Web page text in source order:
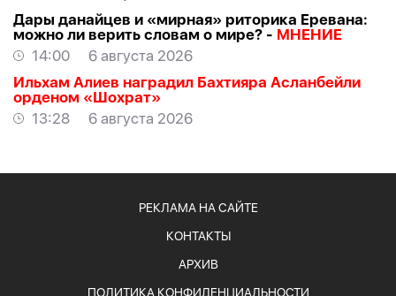
Дары данайцев и «мирная» риторика Еревана:
можно ли верить словам о мире? - МНЕНИЕ
14:00
6 августа 2026
Ильхам Алиев наградил Бахтияра Асланбейли
орденом «Шохрат»
13:28
6 августа 2026
РЕКЛАМА НА САЙТЕ
КОНТАКТЫ
АРХИВ
ПОЛИТИКА КОНФИДЕНЦИАЛЬНОСТИ